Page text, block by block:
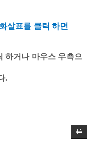
살표를 클릭 하면
하거나 마우스 우측으
.